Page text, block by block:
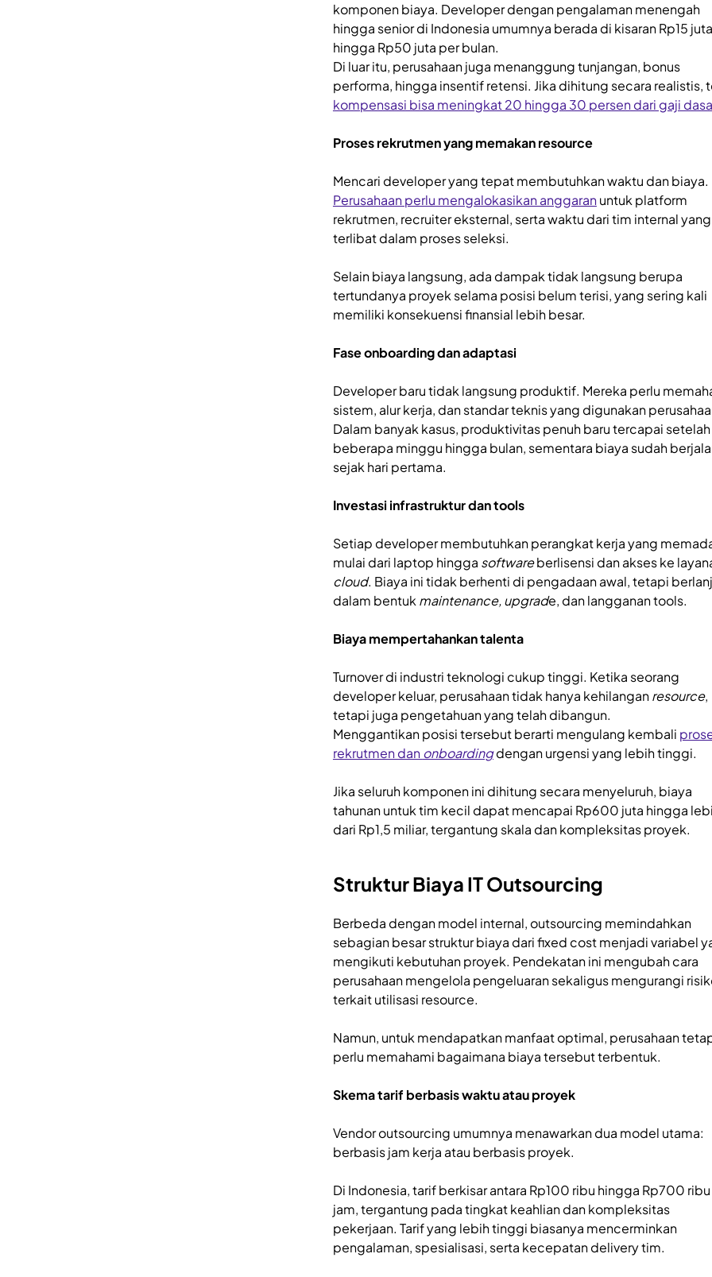
komponen biaya. Developer dengan pengalaman menengah
hingga senior di Indonesia umumnya berada di kisaran Rp15 juta
hingga Rp50 juta per bulan.
Di luar itu, perusahaan juga menanggung tunjangan, bonus
performa, hingga insentif retensi. Jika dihitung secara realistis,
kompensasi bisa meningkat 20 hingga 30 persen dari gaji
Proses rekrutmen yang memakan resource
Mencari developer yang tepat membutuhkan waktu dan biaya.
Perusahaan perlu mengalokasikan anggaranuntuk platform
rekrutmen, recruiter eksternal, serta waktu dari tim internal yang
terlibat dalam proses seleksi.
Selain biaya langsung, ada dampak tidak langsung berupa
tertundanya proyek selama posisi belum terisi, yang sering kali
memiliki konsekuensi finansial lebih besar.
Fase onboarding dan adaptasi
Developer baru tidak langsung produktif. Mereka perlu
sistem, alur kerja, dan standar teknis yang digunakan
Dalam banyak kasus, produktivitas penuh baru tercapai setelah
beberapa minggu hingga bulan, sementara biaya sudah
sejak hari pertama.
Investasi infrastruktur dan tools
Setiap developer membutuhkan perangkat kerja yang
mulai dari laptop hingga softwareberlisensi dan akses ke
cloud. Biaya ini tidak berhenti di pengadaan awal, tetapi
dalam bentuk maintenance, upgrade, dan langganan tools.
Biaya mempertahankan talenta
Turnover di industri teknologi cukup tinggi. Ketika seorang
developer keluar, perusahaan tidak hanya kehilanganresource,
tetapi juga pengetahuan yang telah dibangun.
Menggantikan posisi tersebut berarti mengulang kembali
rekrutmen danonboardingdengan urgensi yang lebih tinggi.
Jika seluruh komponen ini dihitung secara menyeluruh, biaya
tahunan untuk tim kecil dapat mencapai Rp600 juta hingga
dari Rp1,5 miliar, tergantung skala dan kompleksitas proyek.
Struktur Biaya IT Outsourcing
Berbeda dengan model internal, outsourcing memindahkan
sebagian besar struktur biaya dari fixed cost menjadi variabel
mengikuti kebutuhan proyek. Pendekatan ini mengubah cara
perusahaan mengelola pengeluaran sekaligus mengurangi
terkait utilisasi resource.
Namun, untuk mendapatkan manfaat optimal, perusahaan
perlu memahami bagaimana biaya tersebut terbentuk.
Skema tarif berbasis waktu atau proyek
Vendor outsourcing umumnya menawarkan dua model utama:
berbasis jam kerja atau berbasis proyek.
Di Indonesia, tarif berkisar antara Rp100 ribu hingga Rp700
jam, tergantung pada tingkat keahlian dan kompleksitas
pekerjaan. Tarif yang lebih tinggi biasanya mencerminkan
pengalaman, spesialisasi, serta kecepatan delivery tim.